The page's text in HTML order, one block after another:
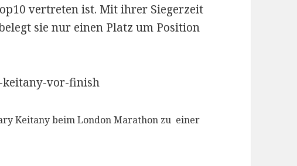
vertreten ist. Mit ihrer Siegerzeit
sie nur einen Platz um Position
Keitany beim London Marathon zu einer